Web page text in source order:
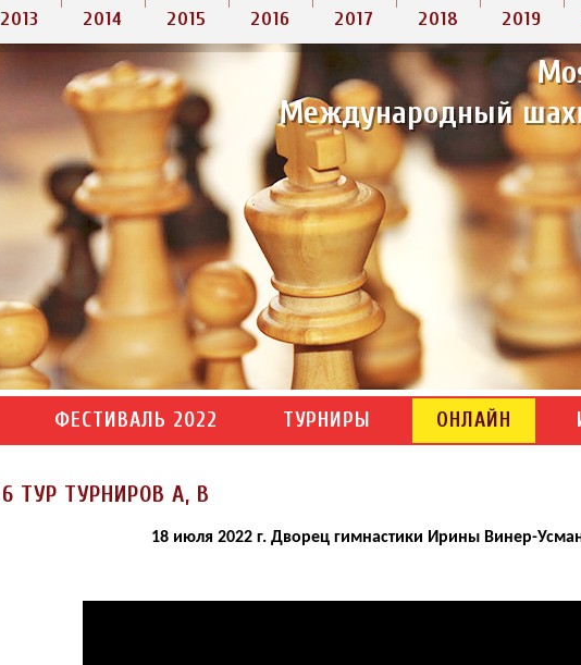
2019
2018
2017
2016
2015
2014
2013
Международный
ФЕСТИВАЛЬ 2022 ТУРНИРЫ ОНЛАЙН
6 ТУР ТУРНИРОВ А, В
18 июля 2022 г. Дворец гимнастики Ирины Винер-